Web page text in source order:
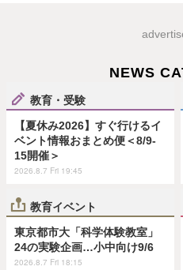
NEWS
教育・受験
【夏休み2026】すぐ行けるイ
ベント情報おまとめ便＜8/9-
15開催＞
2026.8.7 Fri 19:45
教育イベント
東京都市大「科学体験教室」
24の実験企画…小中向け9/6
2026.8.7 Fri 18:15